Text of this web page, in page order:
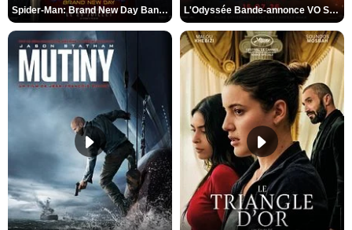
Spider-Man: Brand New Day Bande-annonce VO STFR L'Odyssée Bande-annonce VO STFR